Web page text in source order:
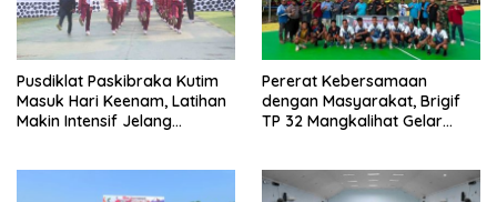
Pusdiklat Paskibraka Kutim
Masuk Hari Keenam, Latihan
Makin Intensif Jelang
Pererat Kebersamaan
dengan Masyarakat, Brigif
TP 32 Mangkalihat Gelar